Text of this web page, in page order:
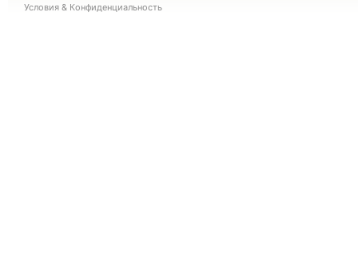
Условия & Конфиденциальность